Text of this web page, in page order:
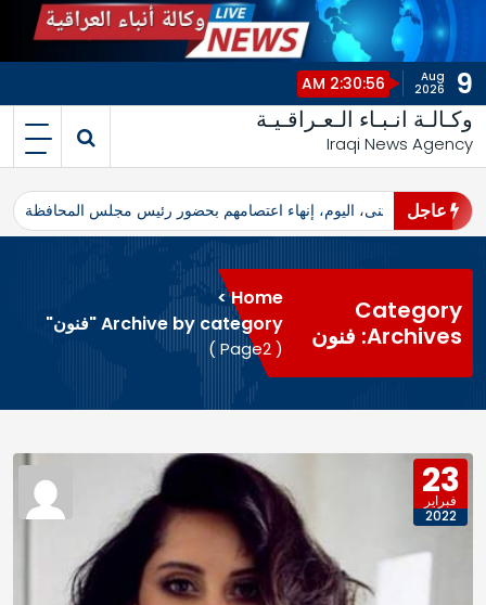
i
t
9
Aug
2026
2:30:57 AM
وكـالـة انـبـاء الـعـراقـيـة
Iraqi News Agency
عاجل
محافظ المثنى، اليوم، إنهاء اعتصامهم بحضور رئيس مجلس المحافظة
Category
Archives: فنون
Home
>
Archive by category "فنون"
( Page2 )
23
فبراير
2022